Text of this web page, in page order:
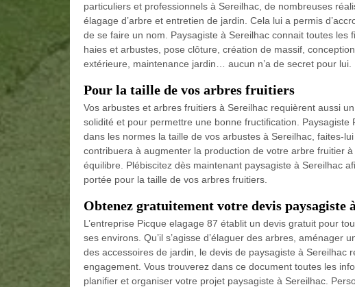
particuliers et professionnels à Sereilhac, de nombreuses
élagage d’arbre et entretien de jardin. Cela lui a permis
de se faire un nom. Paysagiste à Sereilhac connait toutes les
haies et arbustes, pose clôture, création de massif,
extérieure, maintenance jardin… aucun n’a de secret pour lui.
Pour la taille de vos arbres fruitiers
Vos arbustes et arbres fruitiers à Sereilhac requièrent aussi
solidité et pour permettre une bonne fructification.
dans les normes la taille de vos arbustes à Sereilhac, faites-
contribuera à augmenter la production de votre arbre fruitier
équilibre. Plébiscitez dès maintenant paysagiste à Sereilhac
portée pour la taille de vos arbres fruitiers.
Obtenez gratuitement votre devis paysagiste
L’entreprise Picque elagage 87 établit un devis gratuit pour
ses environs. Qu’il s’agisse d’élaguer des arbres, aménager
des accessoires de jardin, le devis de paysagiste à Sereilhac
engagement. Vous trouverez dans ce document toutes les
planifier et organiser votre projet paysagiste à Sereilhac.